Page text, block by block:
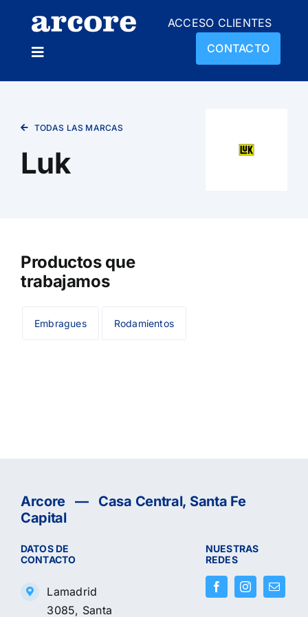
content
Toggle
PRODUCTOS
ACCESO CLIENTES
CONTACTO
TODAS LAS MARCAS
Luk
Productos que
trabajamos
Embragues Rodamientos
Arcore — Casa Central, Santa Fe
Capital
DATOS DE
CONTACTO
Lamadrid
3085, Santa
NUESTRAS
REDES